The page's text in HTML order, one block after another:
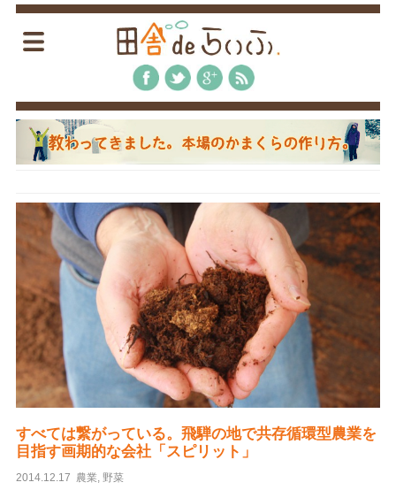
すべては繋がっている。飛騨の地で共存循環型農業を
目指す画期的な会社「スピリット」
2014.12.17 農業 野菜